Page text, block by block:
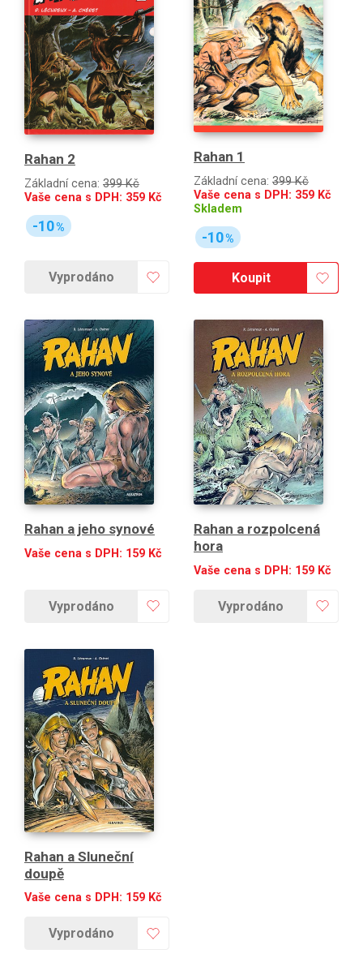
Rahan 2
Základní cena: 399 Kč
Vaše cena s DPH: 359 Kč
-10%
Vyprodáno
Rahan 1
Základní cena: 399 Kč
Vaše cena s DPH: 359 Kč
Skladem
-10%
Koupit
Rahan a jeho synové
Vaše cena s DPH: 159 Kč
Vyprodáno
Rahan a rozpolcená
hora
Vaše cena s DPH: 159 Kč
Vyprodáno
Rahan a Sluneční
doupě
Vaše cena s DPH: 159 Kč
Vyprodáno